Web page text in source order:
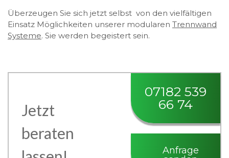
Überzeugen Sie sich jetzt selbst von den vielfältigen
Einsatz Möglichkeiten unserer modularen Trennwand
Systeme. Sie werden begeistert sein.
Jetzt
beraten
07182 539
66 74
Anfrage